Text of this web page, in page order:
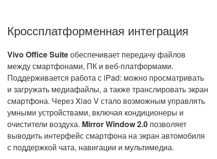
Кроссплатформенная интеграция
Vivo Office Suiteобеспечивает передачу файлов
между смартфонами, ПК и веб-платформами.
Поддерживается работа с iPad: можно просматривать
и загружать медиафайлы, а также транслировать экран
смартфона. Через Xiao V стало возможным управлять
умными устройствами, включая кондиционеры и
очистители воздуха. Mirror Window 2.0 позволяет
выводить интерфейс смартфона на экран автомобиля
с поддержкой чата, навигации и мультимедиа.